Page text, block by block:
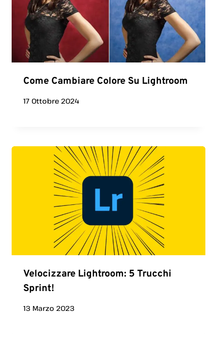
Come Cambiare Colore Su Lightroom
17 Ottobre 2024
Velocizzare Lightroom: 5 Trucchi
Sprint!
13 Marzo 2023